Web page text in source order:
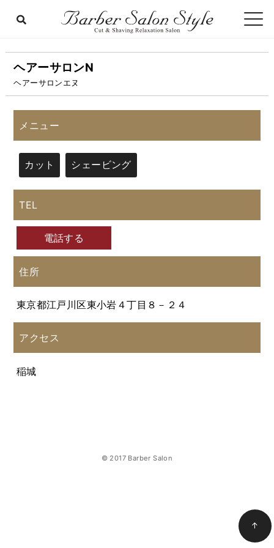
ヘアーサロンN
ヘアーサロンエヌ
メニュー
カット シェービング
TEL
電話する
住所
東京都江戸川区東小岩４丁目８－２４
アクセス
稲城
© 2017 Barber Salon
↑